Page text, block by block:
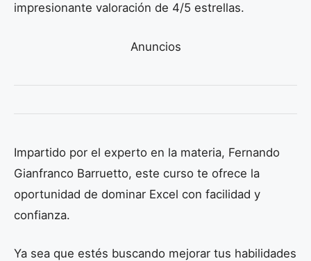
impresionante valoración de 4/5 estrellas.
Anuncios
Impartido por el experto en la materia, Fernando
Gianfranco Barruetto, este curso te ofrece la
oportunidad de dominar Excel con facilidad y
confianza.
Ya sea que estés buscando mejorar tus habilidades